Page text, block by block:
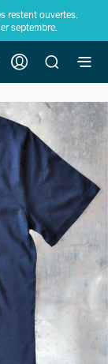
restent ouvertes.
septembre.